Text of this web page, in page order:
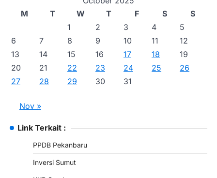
M
T W T F S
S
1
2 3 4
5
6
7 8 9 10 11
12
13
14 15 16 17 18
19
20
21 22 23 24 25
26
27
28 29 30 31
Nov »
Link Terkait :
PPDB Pekanbaru
Inversi Sumut